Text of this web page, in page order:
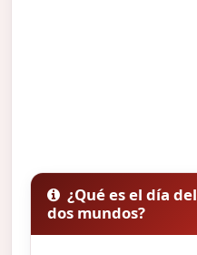
¿Qué es el día
dos mundos?